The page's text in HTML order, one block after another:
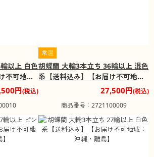
以上 白色
不可地
円(税込)
常温
胡蝶蘭 大輪3本立ち 36輪以上 混色
系【送料込み】【お届け不可地
27,500円(税込)
商品番号：2721100009